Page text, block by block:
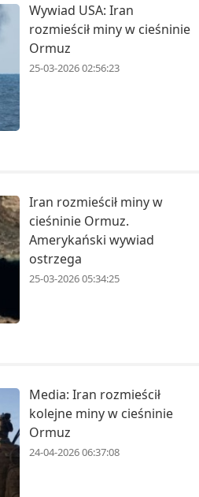
Wywiad USA: Iran
rozmieścił miny w cieśninie
Ormuz
25-03-2026 02:56:23
Iran rozmieścił miny w
cieśninie Ormuz.
Amerykański wywiad
ostrzega
25-03-2026 05:34:25
Media: Iran rozmieścił
kolejne miny w cieśninie
Ormuz
24-04-2026 06:37:08